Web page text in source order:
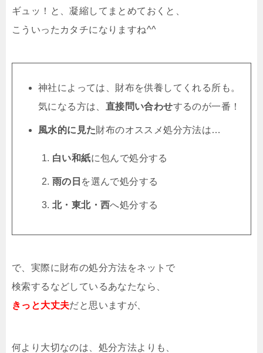
ギュッ！と、凝縮してまとめておくと、
こういったカタチになりますね^^
神社によっては、財布を供養してくれる所も。
気になる方は、 直接問い合わせするのが一番！
風水的に見た財布のオススメ処分方法は…
白い和紙に包んで処分する
雨の日 を選んで処分する
北・東北・西へ処分する
で、実際に財布の処分方法をネットで
検索するなどしているあなたなら、
きっと大丈夫だと思いますが、
何より大切なのは、処分方法よりも、